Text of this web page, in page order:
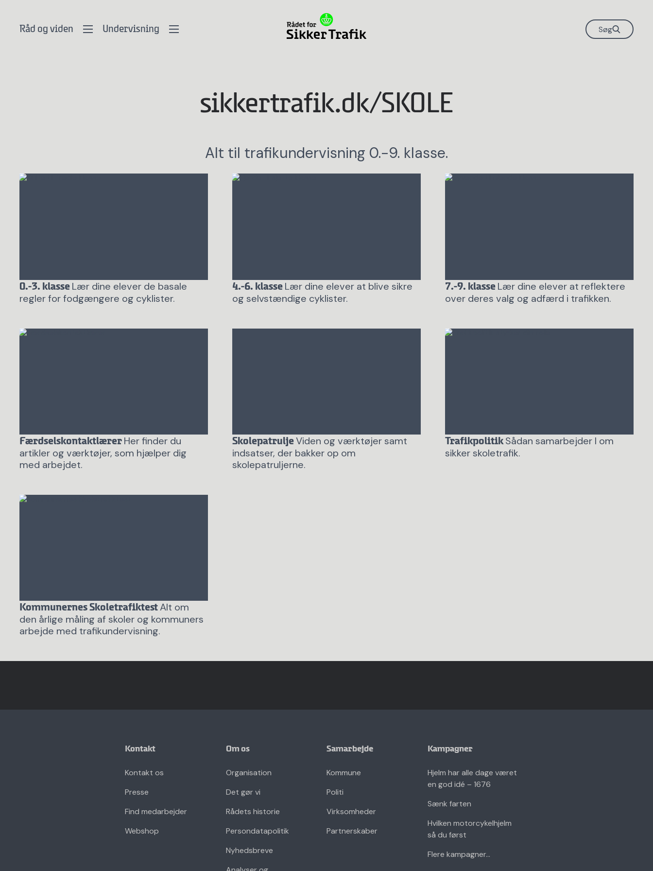
Råd og viden Undervisning Søg
sikkertrafik.dk/SKOLE
Alt til trafikundervisning 0.-9. klasse.
0.-3. klasse Lær dine elever de basale
regler for fodgængere og cyklister.
4.-6. klasse Lær dine elever at blive sikre
og selvstændige cyklister.
7.-9. klasse Lær dine elever at reflektere
over deres valg og adfærd i trafikken.
Færdselskontaktlærer Her finder du
artikler og værktøjer, som hjælper dig
med arbejdet.
SkolepatruljeViden og værktøjer samt
indsatser, der bakker op om
skolepatruljerne.
Trafikpolitik Sådan samarbejder I om
sikker skoletrafik.
Kommunernes SkoletrafiktestAlt om
den årlige måling af skoler og kommuners
arbejde med trafikundervisning.
Kontakt
Kontakt os
Presse
Find medarbejder
Webshop
Om os
Organisation
Det gør vi
Rådets historie
Persondatapolitik
Nyhedsbreve
Samarbejde
Kommune
Politi
Virksomheder
Partnerskaber
Kampagner
Hjelm har alle dage været
en god idé – 1676
Sænk farten
Hvilken motorcykelhjelm
så du først
Flere kampagner...